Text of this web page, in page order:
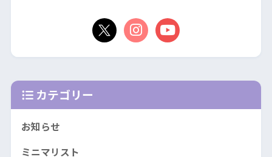
カテゴリー
お知らせ
ミニマリスト